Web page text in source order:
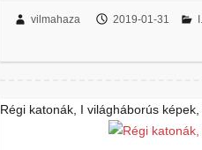
vilmahaza 2019-01-31
Régi katonák, I világháborús